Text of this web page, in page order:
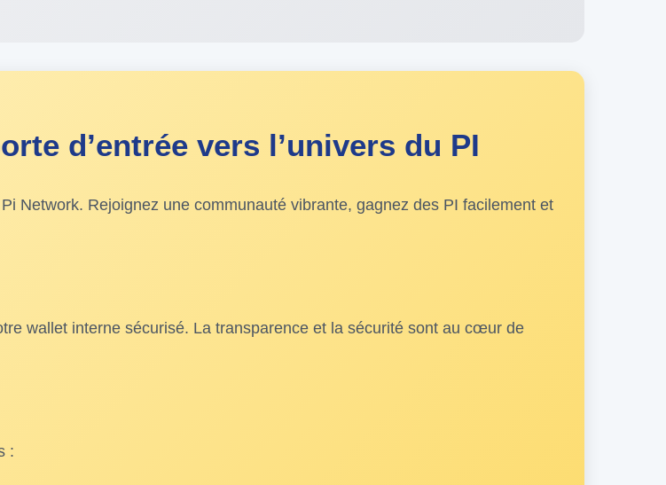
d’entrée vers l’univers du PI
Network. Rejoignez une communauté vibrante, gagnez des PI facilement et
wallet interne sécurisé. La transparence et la sécurité sont au cœur de
: